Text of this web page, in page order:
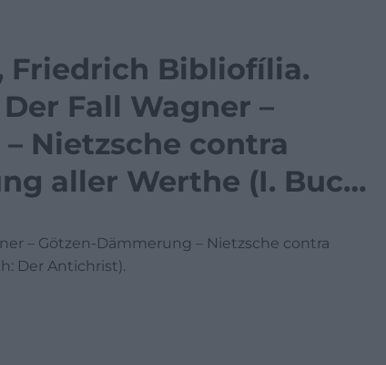
Friedrich Bibliofília.
Fall Wagner –
Nietzsche contra
aller Werthe (I. Buch:
– Götzen-Dämmerung – Nietzsche contra
Der Antichrist).